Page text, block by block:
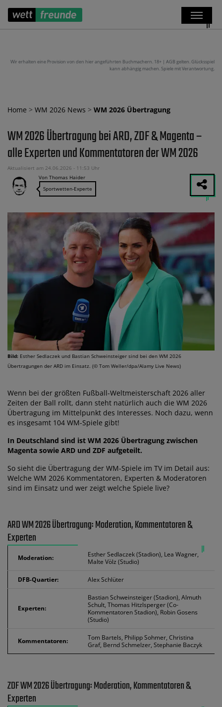
Wir erhalten eine Provision von den hier angeführten Buchmachern. 18+ | AGB gelten. Glücksspiel
kann abhängig machen. Spiele mit Verantwortung.
Home > WM 2026 News > WM 2026 Übertragung
WM 2026 Übertragung bei ARD, ZDF & Magenta –
alle Experten und Kommentatoren der WM 2026
Aktualisiert am 24.06.2026 - 11:53 Uhr
Von Thomas Haider
Sportwetten-Experte
Bild: Esther Sedlaczek und Bastian Schweinsteiger sind bei den WM 2026
Übertragungen der ARD im Einsatz. (© Tom Weller/dpa/Alamy Live News)
Wenn bei der größten Fußball-Weltmeisterschaft 2026 aller
Zeiten der Ball rollt, dann steht natürlich auch die WM 2026
Übertragung im Mittelpunkt des Interesses. Noch dazu, wenn
es insgesamt 104 WM-Spiele gibt!
In Deutschland sind ist WM 2026 Übertragung zwischen
Magenta sowie ARD und ZDF aufgeteilt.
So sieht die Übertragung der WM-Spiele im TV im Detail aus:
Welche WM 2026 Kommentatoren, Experten & Moderatoren
sind im Einsatz und wer zeigt welche Spiele live?
ARD WM 2026 Übertragung: Moderation, Kommentatoren &
Experten
Moderation:
Esther Sedlaczek (Stadion), Lea Wagner,
Malte Völz (Studio)
DFB-Quartier: Alex Schlüter
Experten:
Bastian Schweinsteiger (Stadion), Almuth
Schult, Thomas Hitzlsperger (Co-
Kommentatoren Stadion), Robin Gosens
(Studio)
Kommentatoren:
Tom Bartels, Philipp Sohmer, Christina
Graf, Bernd Schmelzer, Stephanie Baczyk
ZDF WM 2026 Übertragung: Moderation, Kommentatoren &
Experten